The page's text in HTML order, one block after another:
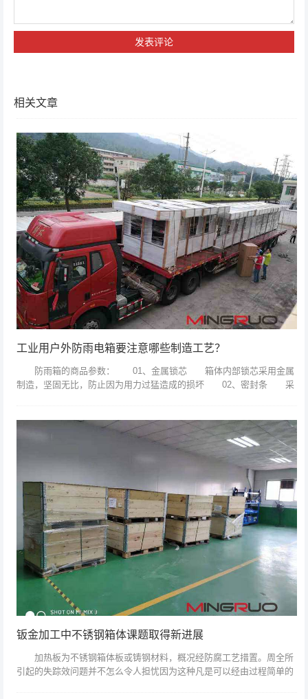
相关文章
工业用户外防雨电箱要注意哪些制造工艺？
防雨箱的商品参数： 01、金属锁芯 箱体内部锁芯采用金属
制造，坚固无比，防止因为用力过猛造成的损坏 02、密封条 采
钣金加工中不锈钢箱体课题取得新进展
加热板为不锈钢箱体板或铸钢材料，概况经防腐工艺措置。周全所
引起的失踪效问题并不怎么令人担忧因为这种凡是可以经由过程简单的